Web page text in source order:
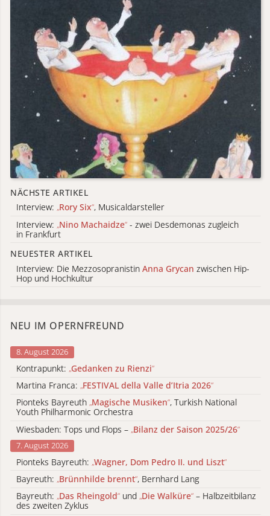
NÄCHSTE ARTIKEL
Interview: „Rory Six“, Musicaldarsteller
Interview: „Nino Machaidze“ - zwei Desdemonas zugleich
in Frankfurt
NEUESTER ARTIKEL
Interview: Die Mezzosopranistin Anna Grycan zwischen Hip-
Hop und Hochkultur
NEU IM OPERNFREUND
8. August 2026
Kontrapunkt: „Gedanken zu Rienzi“
Martina Franca: „FESTIVAL della Valle d’Itria 2026“
Pionteks Bayreuth „Magische Musiken“, Turkish National
Youth Philharmonic Orchestra
Wiesbaden: Tops und Flops – „Bilanz der Saison 2025/26“
7. August 2026
Pionteks Bayreuth: „Wagner, Dom Pedro II. und Liszt“
Bayreuth: „Brünnhilde brennt“, Bernhard Lang
Bayreuth: „Das Rheingold“ und „Die Walküre“ – Halbzeitbilanz
des zweiten Zyklus